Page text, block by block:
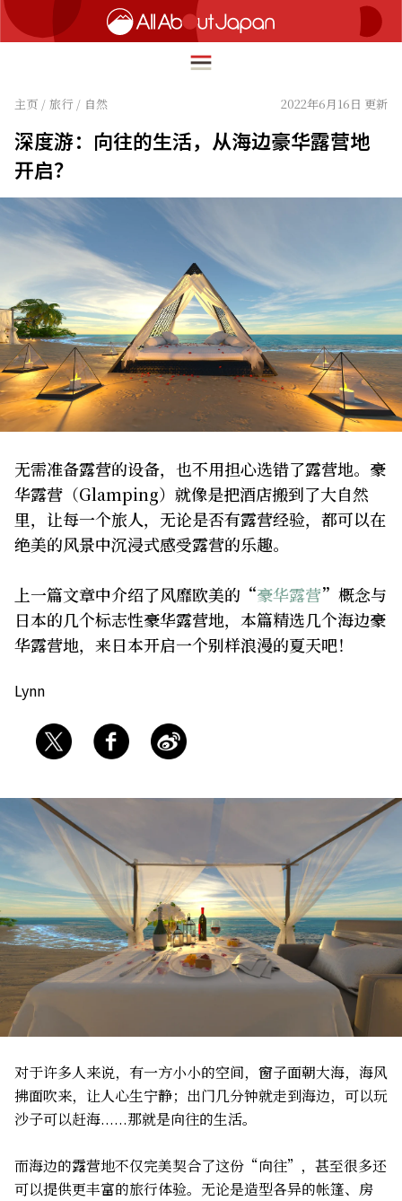
简体中文
한국어
日本語
HOME
旅行
美食
文化
热点
生活
关于我们 网站政策
主页 / 旅行 / 自然 2022年6月16日 更新
深度游：向往的生活，从海边豪华露营地
开启？
无需准备露营的设备，也不用担心选错了露营地。豪
华露营（Glamping）就像是把酒店搬到了大自然
里，让每一个旅人，无论是否有露营经验，都可以在
绝美的风景中沉浸式感受露营的乐趣。
上一篇文章中介绍了风靡欧美的“豪华露营”概念与
日本的几个标志性豪华露营地，本篇精选几个海边豪
华露营地，来日本开启一个别样浪漫的夏天吧！
Lynn
对于许多人来说，有一方小小的空间，窗子面朝大海，海风
拂面吹来，让人心生宁静；出门几分钟就走到海边，可以玩
沙子可以赶海......那就是向往的生活。
而海边的露营地不仅完美契合了这份“向往”，甚至很多还
可以提供更丰富的旅行体验。无论是造型各异的帐篷、房